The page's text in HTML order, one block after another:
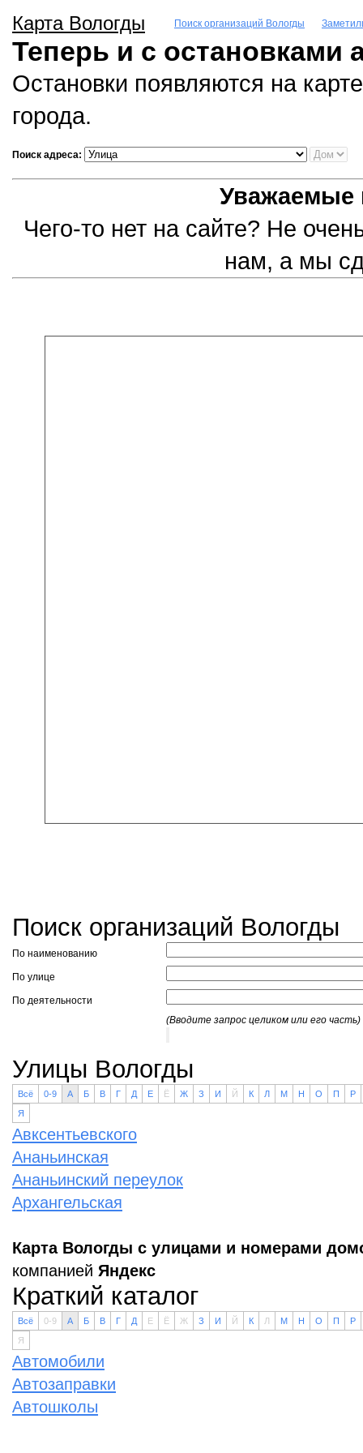
Карта Вологды Поиск организаций Вологды
Теперь и с остановками
Остановки появляются на
города.
Поиск адреса:
Уважаемые
Чего-то нет на сайте? Не
нам, а мы
Поиск организаций Вологды
По наименованию
По улице
По деятельности
(Вводите запрос целиком или его часть)
Улицы Вологды
Всё 0-9 А Б В Г Д Е Ё Ж З И Й К Л М Н О П
Р
Я
Авксентьевского
Ананьинская
Ананьинский переулок
Архангельская
Карта Вологды с улицами и номерами
компанией Яндекс
Краткий каталог
Всё 0-9 А Б В Г Д Е Ё Ж З И Й К Л М Н О П
Р
Я
Автомобили
Автозаправки
Автошколы